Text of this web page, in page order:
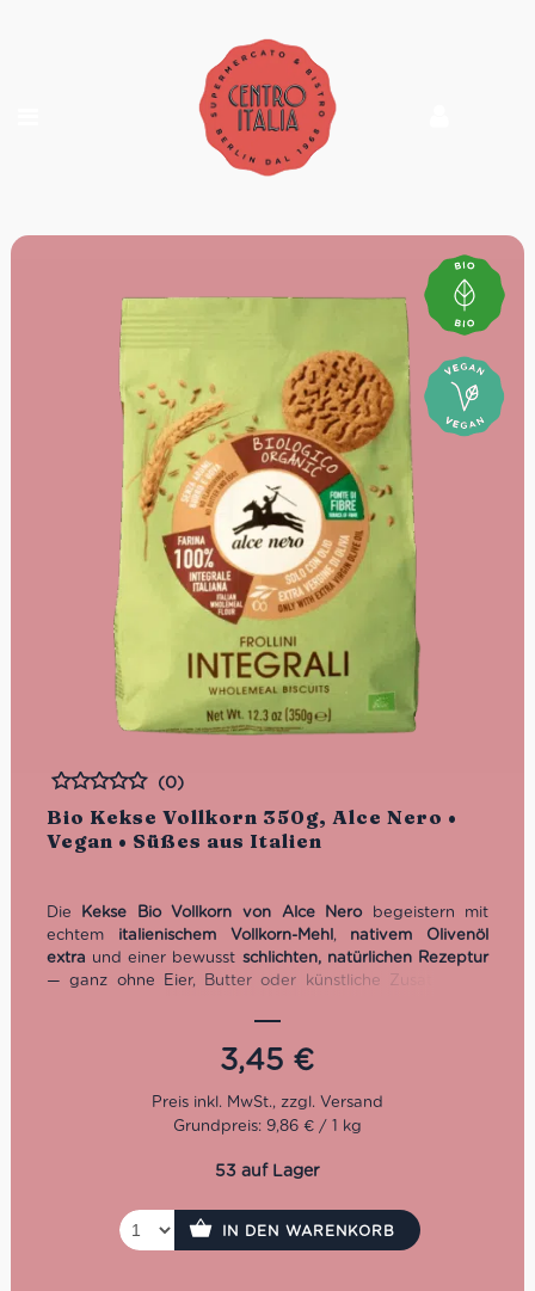
Bio Kekse Vollkorn 350g, Alce Nero •
Vegan • Süßes aus Italien
Bewertet
(0)
Die Kekse Bio Vollkorn von Alce Nero begeistern mit
echtem italienischem Vollkorn-Mehl, nativem Olivenöl
extra und einer bewusst schlichten, natürlichen Rezeptur
— ganz ohne Eier, Butter oder künstliche Zusatzstoffe.
der perfekte Begleiter zum Kaffee, Tee oder als
hochwertiger Snack zwischendurch.
Eigenschaften auf einen
Blick
Bio-Zutaten & kontrollierter Anbau
pflanzlich
Frei von Eiern, künstlichen Aromen oder tierischen
3,45 €
Grundpreis: 9,86 € / 1 kg
53 auf Lager
IN DEN WARENKORB